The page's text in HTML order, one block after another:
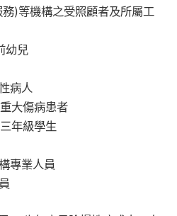
)等機構之受照顧者及所屬工
幼兒
病人
大傷病患者
年級學生
專業人員